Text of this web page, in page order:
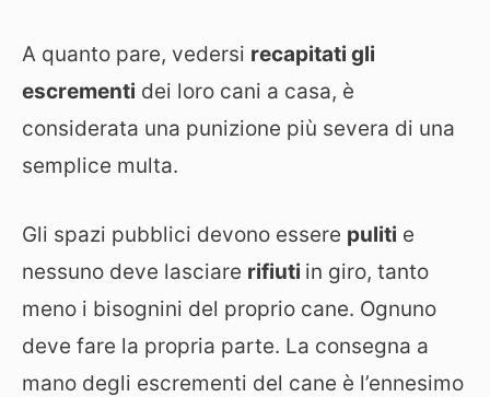
A quanto pare, vedersi recapitati gli
escrementi dei loro cani a casa, è
considerata una punizione più severa di una
semplice multa.
Gli spazi pubblici devono essere puliti e
nessuno deve lasciare rifiuti in giro, tanto
meno i bisognini del proprio cane. Ognuno
deve fare la propria parte. La consegna a
mano degli escrementi del cane è l’ennesimo